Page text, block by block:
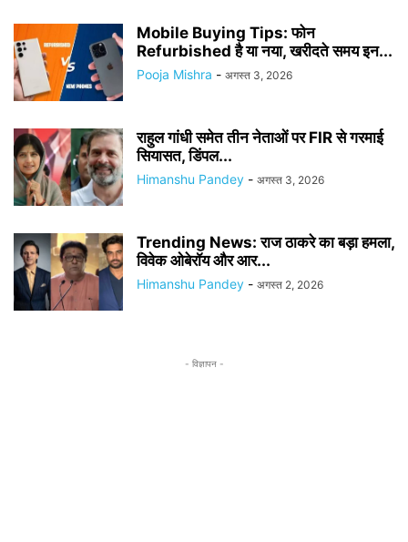
Mobile Buying Tips: फोन
Refurbished है या नया, खरीदते समय इन...
Pooja Mishra - अगस्त 3, 2026
राहुल गांधी समेत तीन नेताओं पर FIR से गरमाई
सियासत, डिंपल...
Himanshu Pandey - अगस्त 3, 2026
Trending News: राज ठाकरे का बड़ा हमला,
विवेक ओबेरॉय और आर...
Himanshu Pandey - अगस्त 2, 2026
- विज्ञापन -